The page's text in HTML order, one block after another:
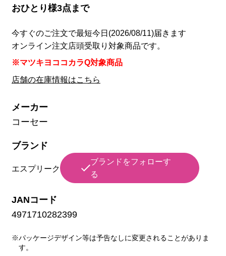
おひとり様3点まで
今すぐのご注文で最短今日(2026/08/11)届きます
オンライン注文店頭受取り対象商品です。
※マツキヨココカラQ対象商品
店舗の在庫情報はこちら
メーカー
コーセー
ブランド
エスプリーク
ブランドをフォローす
る
JANコード
4971710282399
※パッケージデザイン等は予告なしに変更されることがありま
す。